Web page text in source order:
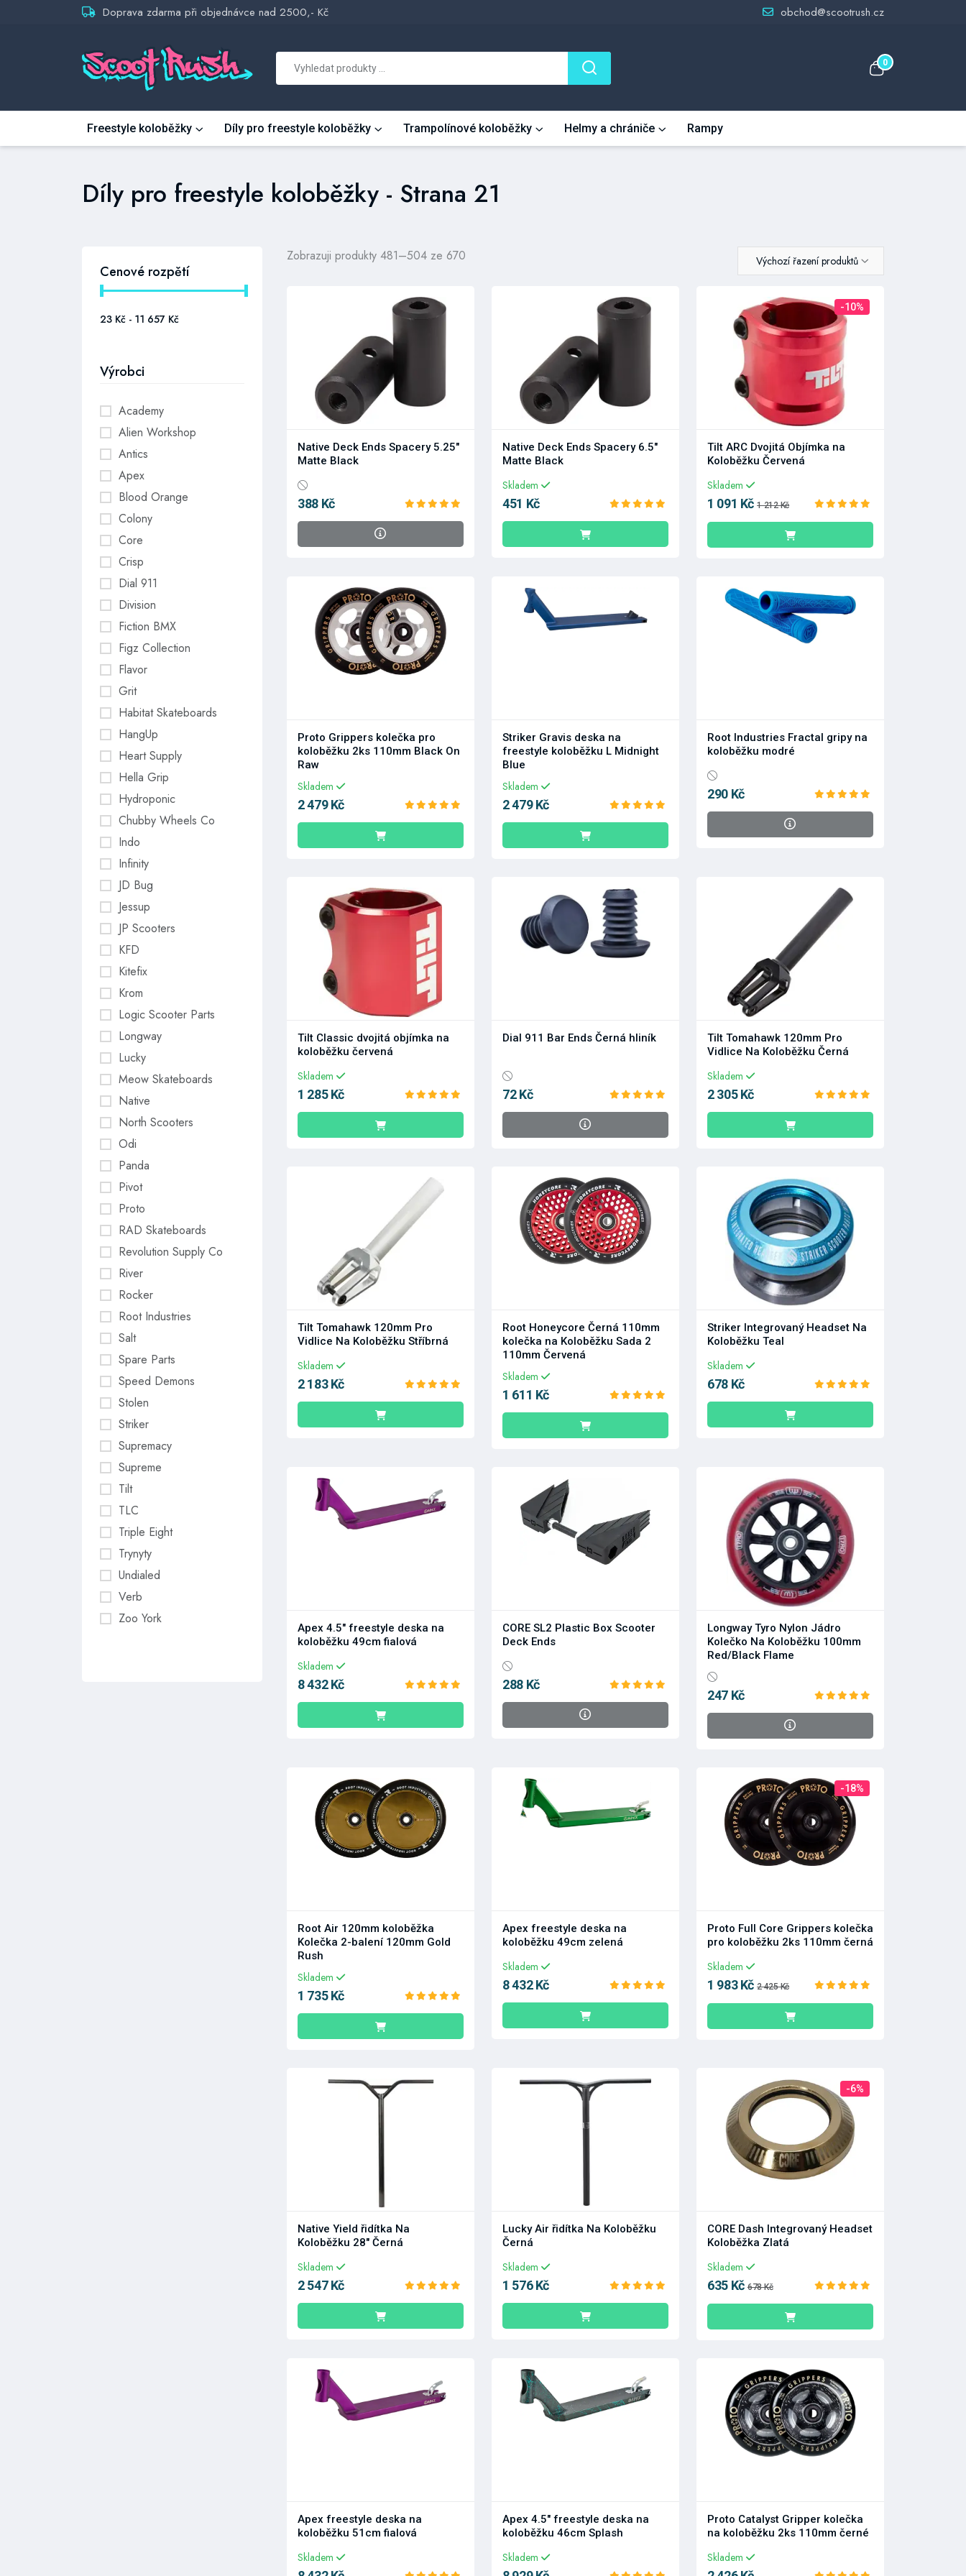
Doprava zdarma při objednávce nad 2500,- Kč obchod@scootrush.cz
0
Freestyle koloběžky Díly pro freestyle koloběžky Trampolínové koloběžky Helmy a chrániče Rampy
Díly pro freestyle koloběžky - Strana 21
Zobrazuji produkty 481–504 ze 670 Výchozí řazení produktů
Native Deck Ends Spacery 5.25"
Matte Black
388 Kč
Native Deck Ends Spacery 6.5"
Matte Black
Skladem
451 Kč
-10%
Tilt ARC Dvojitá Objímka na
Koloběžku Červená
Skladem
1 091 Kč 1 212 Kč
Proto Grippers kolečka pro
koloběžku 2ks 110mm Black On
Raw
Skladem
2 479 Kč
Striker Gravis deska na
freestyle koloběžku L Midnight
Blue
Skladem
2 479 Kč
Root Industries Fractal gripy na
koloběžku modré
290 Kč
Tilt Classic dvojitá objímka na
koloběžku červená
Skladem
1 285 Kč
Dial 911 Bar Ends Černá hliník
72 Kč
Tilt Tomahawk 120mm Pro
Vidlice Na Koloběžku Černá
Skladem
2 305 Kč
Tilt Tomahawk 120mm Pro
Vidlice Na Koloběžku Stříbrná
Skladem
2 183 Kč
Root Honeycore Černá 110mm
kolečka na Koloběžku Sada 2
110mm Červená
Skladem
1 611 Kč
Striker Integrovaný Headset Na
Koloběžku Teal
Skladem
678 Kč
Apex 4.5" freestyle deska na
koloběžku 49cm fialová
Skladem
8 432 Kč
CORE SL2 Plastic Box Scooter
Deck Ends
288 Kč
Longway Tyro Nylon Jádro
Kolečko Na Koloběžku 100mm
Red/Black Flame
247 Kč
Root Air 120mm koloběžka
Kolečka 2-balení 120mm Gold
Rush
Skladem
1 735 Kč
Apex freestyle deska na
koloběžku 49cm zelená
Skladem
8 432 Kč
-18%
Proto Full Core Grippers kolečka
pro koloběžku 2ks 110mm černá
Skladem
1 983 Kč 2 425 Kč
Native Yield řidítka Na
Koloběžku 28" Černá
Skladem
2 547 Kč
Lucky Air řidítka Na Koloběžku
Černá
Skladem
1 576 Kč
-6%
CORE Dash Integrovaný Headset
Koloběžka Zlatá
Skladem
635 Kč 678 Kč
Apex freestyle deska na
koloběžku 51cm fialová
Skladem
Apex 4.5" freestyle deska na
koloběžku 46cm Splash
Skladem
Proto Catalyst Gripper kolečka
na koloběžku 2ks 110mm černé
Skladem
Cenové rozpětí
Výrobci
Academy
Alien Workshop
Antics
Apex
Blood Orange
Colony
Core
Crisp
Dial 911
Division
Fiction BMX
Figz Collection
Flavor
Grit
Habitat Skateboards
HangUp
Heart Supply
Hella Grip
Hydroponic
Chubby Wheels Co
Indo
Infinity
JD Bug
Jessup
JP Scooters
KFD
Kitefix
Krom
Logic Scooter Parts
Longway
Lucky
Meow Skateboards
Native
North Scooters
Odi
Panda
Pivot
Proto
RAD Skateboards
Revolution Supply Co
River
Rocker
Root Industries
Salt
Spare Parts
Speed Demons
Stolen
Striker
Supremacy
Supreme
Tilt
TLC
Triple Eight
Trynyty
Undialed
Verb
Zoo York